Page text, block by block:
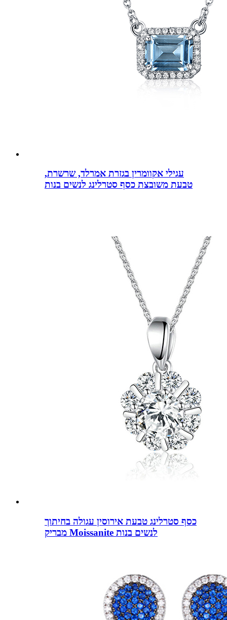
עגילי אקוומרין בגזרת אמרלד, שרשרת,
טבעת משובצת כסף סטרלינג לנשים בנות
כסף סטרלינג טבעת אירוסין עגולה בחיתוך
מבריק Moissanite לנשים בנות